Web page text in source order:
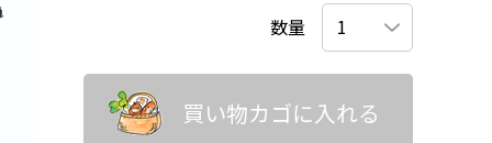
数量
買い物カゴに入れる